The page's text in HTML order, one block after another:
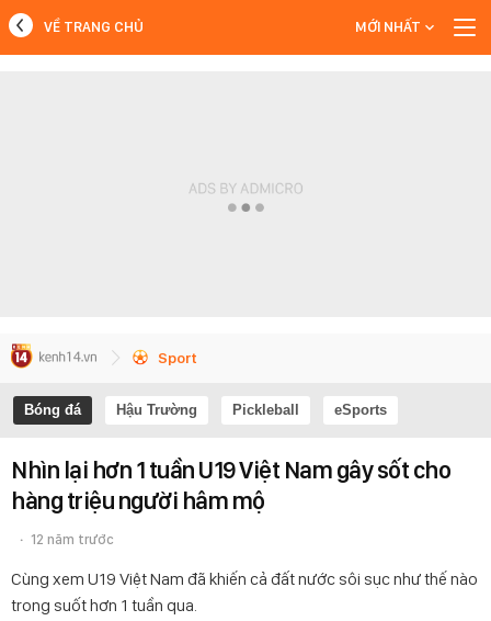
VỀ TRANG CHỦ MỚI NHẤT
Sport
Bóng đá Hậu Trường Pickleball eSports
Nhìn lại hơn 1 tuần U19 Việt Nam gây sốt cho
hàng triệu người hâm mộ
12 năm trước
Cùng xem U19 Việt Nam đã khiến cả đất nước sôi sục như thế nào
trong suốt hơn 1 tuần qua.